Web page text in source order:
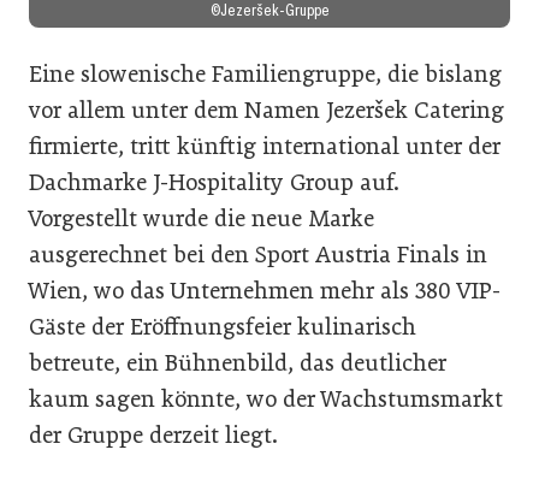
©Jezeršek-Gruppe
Eine slowenische Familiengruppe, die bislang
vor allem unter dem Namen Jezeršek Catering
firmierte, tritt künftig international unter der
Dachmarke J-Hospitality Group auf.
Vorgestellt wurde die neue Marke
ausgerechnet bei den Sport Austria Finals in
Wien, wo das Unternehmen mehr als 380 VIP-
Gäste der Eröffnungsfeier kulinarisch
betreute, ein Bühnenbild, das deutlicher
kaum sagen könnte, wo der Wachstumsmarkt
der Gruppe derzeit liegt.